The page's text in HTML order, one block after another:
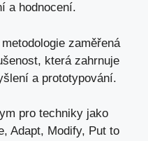
a hodnocení.
zaměřená
která zahrnuje
a prototypování.
pro techniky jako
Adapt, Modify, Put to